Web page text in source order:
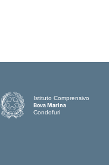
Istituto Comprensivo
Bova Marina
Condofuri